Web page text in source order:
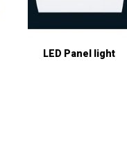
LED Panel light